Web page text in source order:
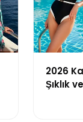
2026
Şıklık